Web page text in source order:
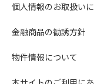
個人情報のお取扱い
金融商品の勧誘方針
物件情報について